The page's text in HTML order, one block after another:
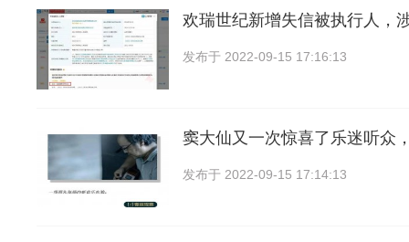
欢瑞世纪新增失信被执行人，
发布于 2022-09-15 17:16:13
窦大仙又一次惊喜了乐迷听众
发布于 2022-09-15 17:14:13